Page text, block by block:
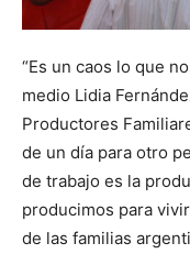
“Es un caos lo que
medio Lidia
Productores
de un día para otro
de trabajo es la
producimos para
de las familias